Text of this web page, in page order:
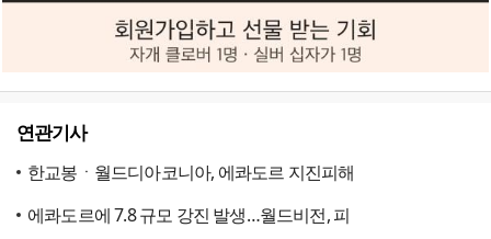
연관기사
한교봉ㆍ월드디아코니아, 에콰도르 지진피해
에콰도르에 7.8 규모 강진 발생…월드비전, 피